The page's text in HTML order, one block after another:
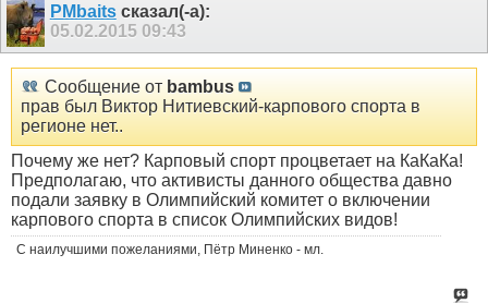
PMbaitsсказал(-а):
05.02.2015 09:43
Сообщение от bambus
прав был Виктор Нитиевский-карпового спорта в
регионе нет..
Почему же нет? Карповый спорт процветает на КаКаКа!
Предполагаю, что активисты данного общества давно
подали заявку в Олимпийский комитет о включении
карпового спорта в список Олимпийских видов!
С наилучшими пожеланиями, Пётр Миненко - мл.